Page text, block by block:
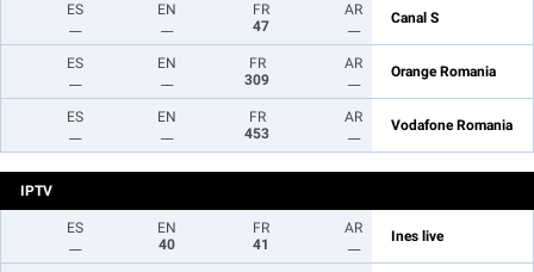
Canal S
AR
FR
47
EN
ES
Orange Romania
AR
FR
309
EN
ES
Vodafone Romania
AR
FR
453
EN
ES
IPTV
Ines live
AR
FR
41
EN
40
ES